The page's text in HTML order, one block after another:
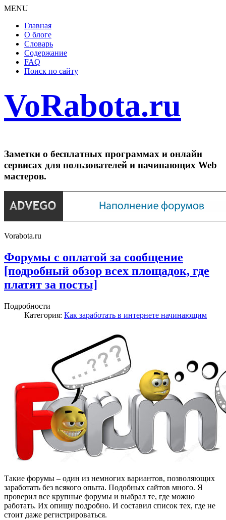
MENU
Главная
О блоге
Словарь
Содержание
FAQ
Поиск по сайту
VoRabota.ru
Заметки о бесплатных программах и онлайн
сервисах для пользователей и начинающих Web
мастеров.
Vorabota.ru
Форумы с оплатой за сообщение
[подробный обзор всех площадок, где
платят за посты]
Подробности
Категория: Как заработать в интернете начинающим
Такие форумы – один из немногих вариантов, позволяющих
заработать без всякого опыта. Подобных сайтов много. Я
проверил все крупные форумы и выбрал те, где можно
работать. Их опишу подробно. И составил список тех, где не
стоит даже регистрироваться.